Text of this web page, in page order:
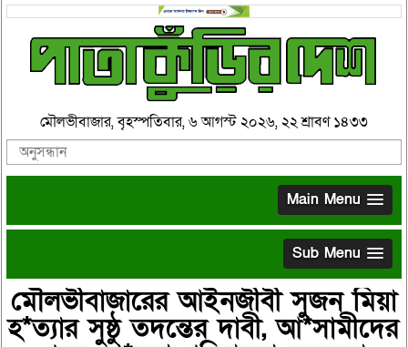
মৌলভীবাজার, বৃহস্পতিবার, ৬ আগস্ট ২০২৬, ২২ শ্রাবণ ১৪৩৩
Main Menu
Sub Menu
মৌলভীবাজারের আইনজীবী সুজন মিয়া
হ*ত্যার সুষ্ঠু তদন্তের দাবী, আ*সামীদের